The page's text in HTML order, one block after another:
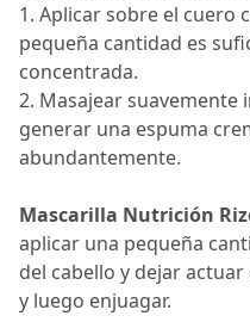
1. Aplicar sobre el cuero
pequeña cantidad es
concentrada.
2. Masajear suavemente
generar una espuma
abundantemente.
Mascarilla Nutrición
aplicar una pequeña
del cabello y dejar
y luego enjuagar.